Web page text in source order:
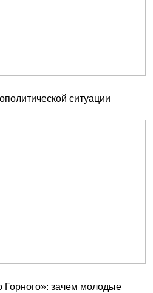
ситуации
Горного»: зачем молодые